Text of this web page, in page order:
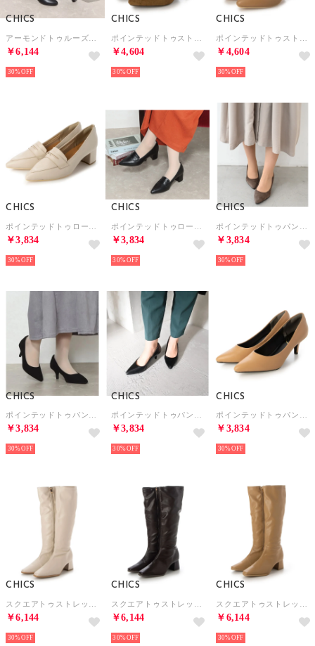
CHICS
￥6,144
30%
CHICS
￥4,604
30%
CHICS
￥4,604
30%
CHICS
￥3,834
30%
CHICS
￥3,834
30%
CHICS
￥3,834
30%
CHICS
￥3,834
30%
CHICS
￥3,834
30%
CHICS
￥3,834
30%
CHICS
￥6,144
30%
CHICS
￥6,144
30%
CHICS
￥6,144
30%